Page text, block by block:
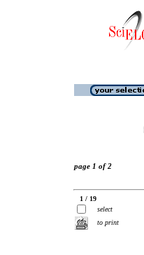
page 1 of 2
1 / 19
select
to print